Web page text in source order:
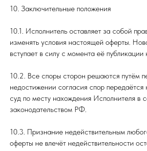
10. Заключительные положения
10.1. Исполнитель оставляет за собой
изменять условия настоящей оферты.
вступает в силу с момента её
10.2. Все споры сторон решаются путём
недостижении согласия спор
суд по месту нахождения Исполнителя в
законодательством РФ.
10.3. Признание недействительным
оферты не влечёт недействительности